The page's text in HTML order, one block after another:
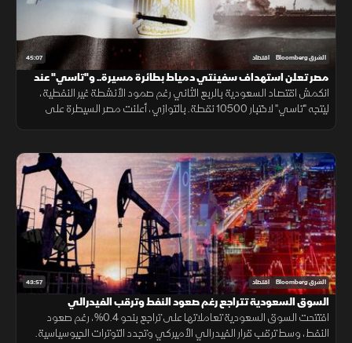
45:07 الشرق Bloomberg اقتصاد
مصر تعلن استهداف سفينتي دمياط بطائرة مسيرة.. و"تاسي" عند
10500 نقطة
انكمش اقتصاد السعودية بالربع الثاني رغم صمود الأنشطة غير النفطية،
ليتجه "تاسي" لاختبار 10500 نقطة. بالتوازي، أعلنت مصر السيطرة على
43:57 الشرق Bloomberg اقتصاد
السوق السعودية تتراجع رغم صعود النفط وترقب الفيدرالي
افتتحت السوق السعودية تعاملاتها على تراجع بنحو 0.4%، رغم صعود
النفط، وسط ترقب قرار الفيدرالي الأميركي وتجدد التوترات الجيوسياسية.